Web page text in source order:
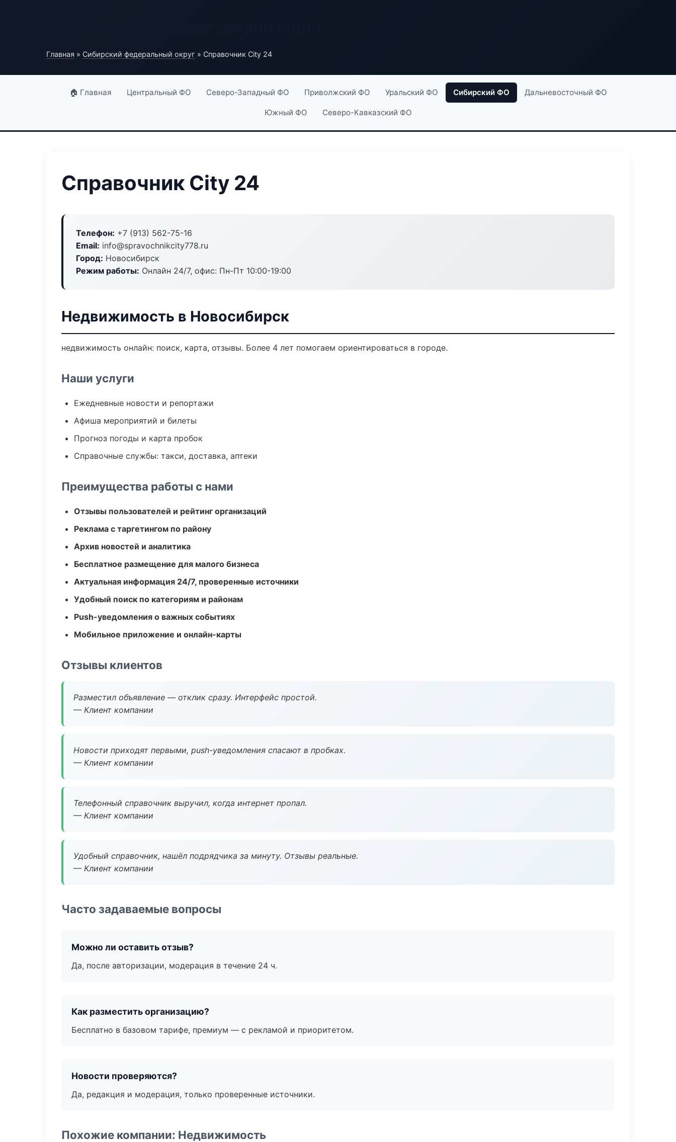
Главная » Сибирский федеральный округ » Справочник City 24
🏠 Главная Центральный ФО Северо-Западный ФО Приволжский ФО Уральский ФО Сибирский ФО Дальневосточный ФО
Южный ФО Северо-Кавказский ФО
Справочник City 24
Телефон: +7 (913) 562-75-16
Email: info@spravochnikcity778.ru
Город: Новосибирск
Режим работы: Онлайн 24/7, офис: Пн-Пт 10:00-19:00
Недвижимость в Новосибирск
недвижимость онлайн: поиск, карта, отзывы. Более 4 лет помогаем ориентироваться в городе.
Наши услуги
Ежедневные новости и репортажи
Афиша мероприятий и билеты
Прогноз погоды и карта пробок
Справочные службы: такси, доставка, аптеки
Преимущества работы с нами
Отзывы пользователей и рейтинг организаций
Реклама с таргетингом по району
Архив новостей и аналитика
Бесплатное размещение для малого бизнеса
Актуальная информация 24/7, проверенные источники
Удобный поиск по категориям и районам
Push-уведомления о важных событиях
Мобильное приложение и онлайн-карты
Отзывы клиентов
Разместил объявление — отклик сразу. Интерфейс простой.
— Клиент компании
Новости приходят первыми, push-уведомления спасают в пробках.
— Клиент компании
Телефонный справочник выручил, когда интернет пропал.
— Клиент компании
Удобный справочник, нашёл подрядчика за минуту. Отзывы реальные.
— Клиент компании
Часто задаваемые вопросы
Можно ли оставить отзыв?
Да, после авторизации, модерация в течение 24 ч.
Как разместить организацию?
Бесплатно в базовом тарифе, премиум — с рекламой и приоритетом.
Новости проверяются?
Да, редакция и модерация, только проверенные источники.
Похожие компании: Недвижимость